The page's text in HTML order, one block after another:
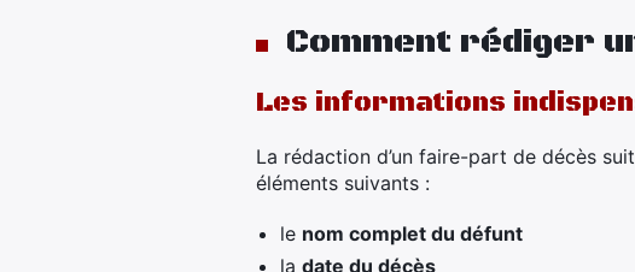
Comment rédiger
Les informations
La rédaction d’un faire-part de décès
éléments suivants :
le nom complet du défunt
la date du décès